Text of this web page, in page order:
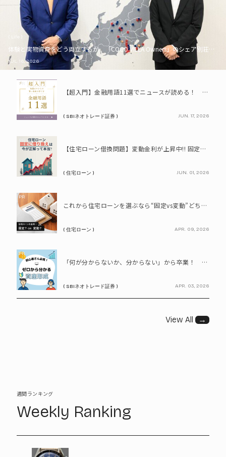
体験と実物資産をどう両立するか。「COCO VILLA Owners」のシェア別荘とい
JUL. 16, 2026
PR
【超入門】金融用語11選でニュースが読める！ 知識ゼロからの賢い資産の育て方
( SBIネオトレード証券 ) JUN. 17, 2026
【住宅ローン借換問題】変動金利が上昇中!! 固定に借り換えるなら今が正解って本当? シミュレーションで比較してみよう
( 住宅ローン ) JUN. 01, 2026
PR
これから住宅ローンを選ぶなら“固定vs変動”どちらが正解? 9割が利用したいと答えた「いま決めなくてもいい」ローンとは!?
( 住宅ローン ) APR. 09, 2026
PR
「何が分からないか、分からない」から卒業！ SBIネオトレード証券で学ぶ、はじめての資産形成
( SBIネオトレード証券 ) APR. 03, 2026
View All →
週間ランキング
Weekly Ranking